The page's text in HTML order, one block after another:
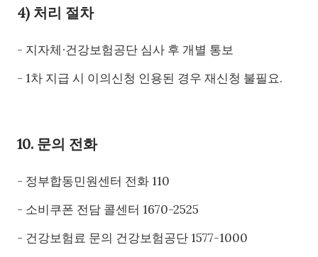
4) 처리 절차
- 지자체∙건강보험공단 심사 후 개별 통보
- 1차 지급 시 이의신청 인용된 경우 재신청 불필요.
10. 문의 전화
- 정부합동민원센터 전화 110
- 소비쿠폰 전담 콜센터 1670-2525
- 건강보험료 문의 건강보험공단 1577-1000